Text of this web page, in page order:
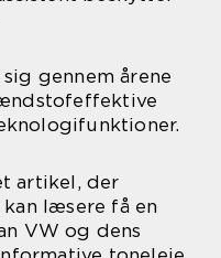
gennem årene
artikel, der
læsere få en
VW og dens